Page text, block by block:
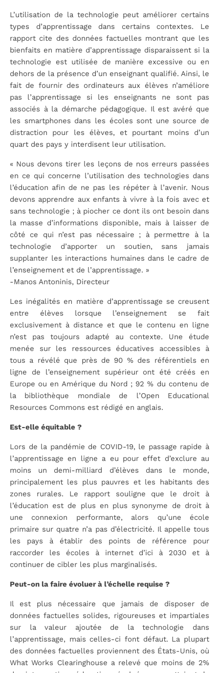
L’utilisation de la technologie peut améliorer certains
types d’apprentissage dans certains contextes. Le
rapport cite des données factuelles montrant que les
bienfaits en matière d’apprentissage disparaissent si la
technologie est utilisée de manière excessive ou en
dehors de la présence d’un enseignant qualifié. Ainsi, le
fait de fournir des ordinateurs aux élèves n’améliore
pas l’apprentissage si les enseignants ne sont pas
associés à la démarche pédagogique. Il est avéré que
les smartphones dans les écoles sont une source de
distraction pour les élèves, et pourtant moins d’un
quart des pays y interdisent leur utilisation.
« Nous devons tirer les leçons de nos erreurs passées
en ce qui concerne l’utilisation des technologies dans
l’éducation afin de ne pas les répéter à l’avenir. Nous
devons apprendre aux enfants à vivre à la fois avec et
sans technologie ; à piocher ce dont ils ont besoin dans
la masse d’informations disponible, mais à laisser de
côté ce qui n’est pas nécessaire ; à permettre à la
technologie d’apporter un soutien, sans jamais
supplanter les interactions humaines dans le cadre de
l’enseignement et de l’apprentissage. »
-Manos Antoninis, Directeur
Les inégalités en matière d’apprentissage se creusent
entre élèves lorsque l’enseignement se fait
exclusivement à distance et que le contenu en ligne
n’est pas toujours adapté au contexte. Une étude
menée sur les ressources éducatives accessibles à
tous a révélé que près de 90 % des référentiels en
ligne de l’enseignement supérieur ont été créés en
Europe ou en Amérique du Nord ; 92 % du contenu de
la bibliothèque mondiale de l’Open Educational
Resources Commons est rédigé en anglais.
Est-elle équitable ?
Lors de la pandémie de COVID-19, le passage rapide à
l’apprentissage en ligne a eu pour effet d’exclure au
moins un demi-milliard d’élèves dans le monde,
principalement les plus pauvres et les habitants des
zones rurales. Le rapport souligne que le droit à
l’éducation est de plus en plus synonyme de droit à
une connexion performante, alors qu’une école
primaire sur quatre n’a pas d’électricité. Il appelle tous
les pays à établir des points de référence pour
raccorder les écoles à internet d’ici à 2030 et à
continuer de cibler les plus marginalisés.
Peut-on la faire évoluer à l’échelle requise ?
Il est plus nécessaire que jamais de disposer de
données factuelles solides, rigoureuses et impartiales
sur la valeur ajoutée de la technologie dans
l’apprentissage, mais celles-ci font défaut. La plupart
des données factuelles proviennent des États-Unis, où
What Works Clearinghouse a relevé que moins de 2%